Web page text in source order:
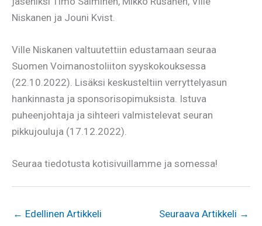
Niskanen ja Jouni Kvist.
Ville Niskanen valtuutettiin edustamaan seuraa
Suomen Voimanostoliiton syyskokouksessa
(22.10.2022). Lisäksi keskusteltiin verryttelyasun
hankinnasta ja sponsorisopimuksista. Istuva
puheenjohtaja ja sihteeri valmistelevat seuran
pikkujouluja (17.12.2022).
Seuraa tiedotusta kotisivuillamme ja somessa!
← Edellinen Artikkeli Seuraava Artikkeli →